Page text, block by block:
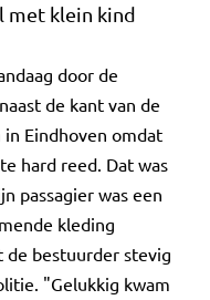
met klein kind
door de
de kant van de
Eindhoven omdat
hard reed. Dat was
passagier was een
kleding
de bestuurder stevig
"Gelukkig kwam